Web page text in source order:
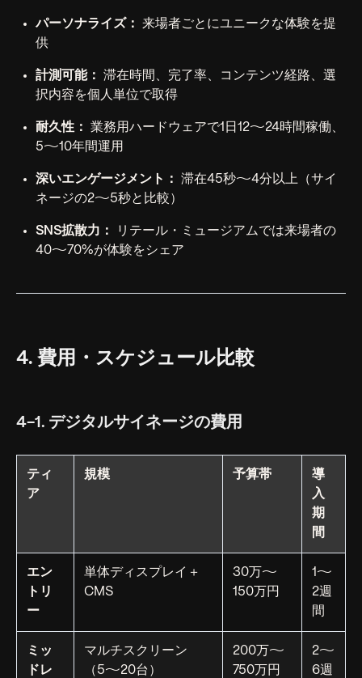
パーソナライズ：
来場者ごとにユニークな体験を提
供
計測可能：
滞在時間、完了率、コンテンツ経路、選
択内容を個人単位で取得
耐久性：
業務用ハードウェアで1日12〜24時間稼働、
5〜10年間運用
深いエンゲージメント：
滞在45秒〜4分以上（サイ
ネージの2〜5秒と比較）
SNS拡散力：
リテール・ミュージアムでは来場者の
40〜70%が体験をシェア
4. 費用・スケジュール比較
4-1. デジタルサイネージの費用
ティ
ア
規模 予算帯
導
入
期
間
エン
トリ
ー
単体ディスプレイ＋
CMS
30万〜
150万円
1〜
2週
間
ミッ
ドレ
マルチスクリーン
（5〜20台）
200万〜
750万円
2〜
6週